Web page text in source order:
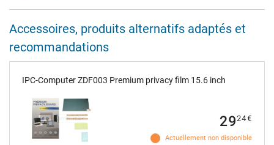
Accessoires, produits alternatifs adaptés et
recommandations
IPC-Computer ZDF003 Premium privacy film 15.6 inch
Actuellement non disponible
2924€